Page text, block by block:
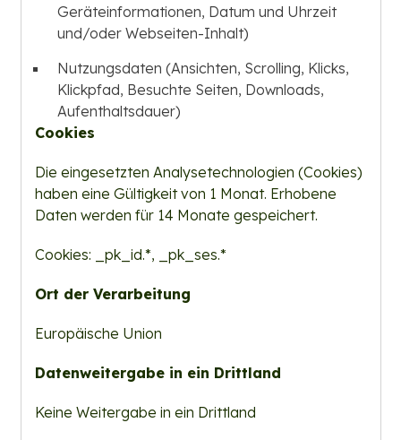
Geräteinformationen, Datum und Uhrzeit
und/oder Webseiten-Inhalt)
Nutzungsdaten (Ansichten, Scrolling, Klicks,
Klickpfad, Besuchte Seiten, Downloads,
Aufenthaltsdauer)
Cookies
Die eingesetzten Analysetechnologien (Cookies)
haben eine Gültigkeit von 1 Monat. Erhobene
Daten werden für 14 Monate gespeichert.
Cookies: _pk_id.*, _pk_ses.*
Ort der Verarbeitung
Europäische Union
Datenweitergabe in ein Drittland
Keine Weitergabe in ein Drittland